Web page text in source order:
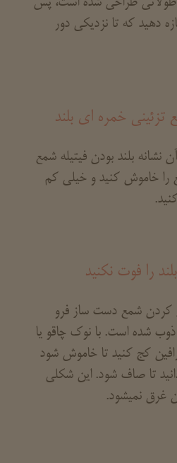
دهید که تا نزدیکی دور
تزئینی خمره ای بلند
نشانه بلند بودن فیتیله شمع
را خاموش کنید و خیلی کم
را فوت نکنید
کردن شمع دست ساز فرو
ذوب شده است. با نوک چاقو یا
کج کنید تا خاموش شود
تا صاف شود. این شکلی
غرق نمیشود.